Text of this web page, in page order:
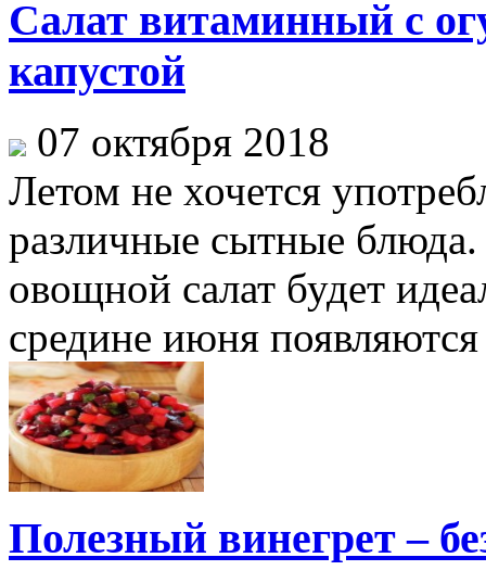
Салат витаминный с
капустой
07 октября 2018
Летом не хочется
различные сытные
овощной салат будет
средине июня
Полезный винегрет –